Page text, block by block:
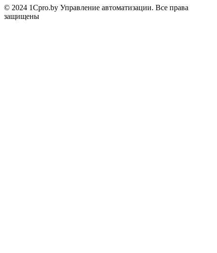
© 2024 1Cpro.by Управление автоматизации. Все права
защищены